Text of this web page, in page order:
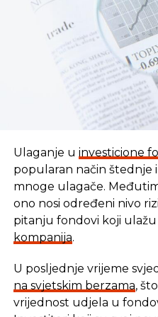
U vremenu kada
sve skromnije prinose,
moderna alternativa
Ulaganje u investicione
popularan način štednje
mnoge ulagače.
ono nosi određeni nivo
pitanju fondovi koji ulažu
kompanija.
U posljednje vrijeme
na svjetskim berzama,
vrijednost udjela u